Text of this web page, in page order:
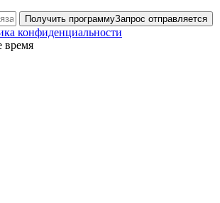
Получить программуЗапрос отправляется
конфиденциальности
время